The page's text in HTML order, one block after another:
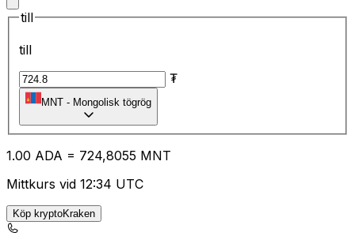
till
till
₮
MNT - Mongolisk tögrög
1.00 ADA = 724,8055 MNT
Mittkurs vid 12:34 UTC
Köp kryptoKraken